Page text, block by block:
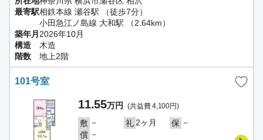
最寄駅相鉄本線 瀬谷駅 （徒歩7分）
小田急江ノ島線 大和駅 （2.64km）
築年月 2026年10月
構造
木造
階数
地上2階
101号室
11.55万円 (共益費 4,100円)
敷 － 礼 2ヶ月 保 －
償 －